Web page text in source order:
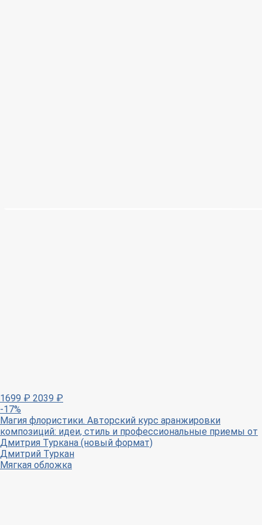
1699 ₽ 2039 ₽
-17%
Магия флористики. Авторский курс аранжировки
композиций: идеи, стиль и профессиональные приемы от
Дмитрия Туркана (новый формат)
Дмитрий Туркан
Мягкая обложка